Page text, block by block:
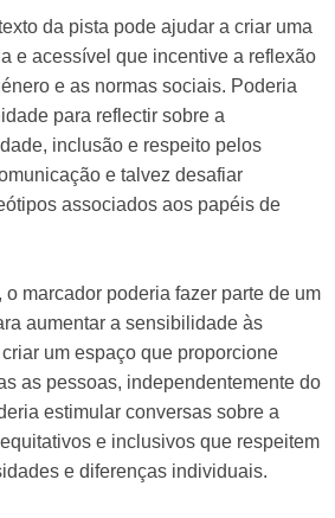
da pista pode ajudar a criar uma
e acessível que incentive a reflexão
e as normas sociais. Poderia
para reflectir sobre a
inclusão e respeito pelos
e talvez desafiar
associados aos papéis de
marcador poderia fazer parte de um
aumentar a sensibilidade às
um espaço que proporcione
as pessoas, independentemente do
estimular conversas sobre a
e inclusivos que respeitem
e diferenças individuais.